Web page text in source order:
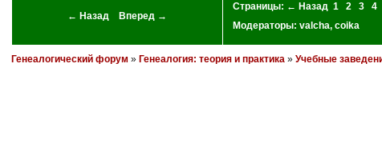
← Назад Вперед →
Страницы: ← Назад 1 2 3 4
Модераторы: valcha, coika
Генеалогический форум » Генеалогия: теория и практика» Учебные